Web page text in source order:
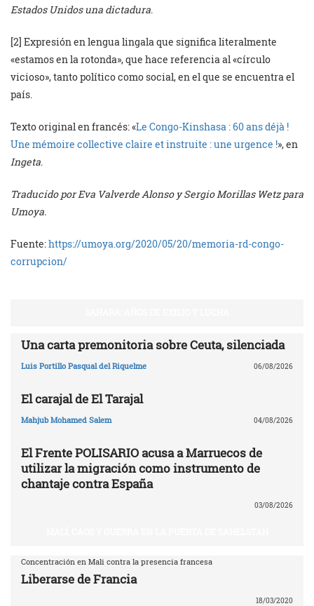
Estados Unidos una dictadura.
[2] Expresión en lengua lingala que significa literalmente
«estamos en la rotonda», que hace referencia al «círculo
vicioso», tanto político como social, en el que se encuentra el
país.
Texto original en francés: «Le Congo-Kinshasa : 60 ans déjà !
Une mémoire collective claire et instruite : une urgence !», en
Ingeta.
Traducido por Eva Valverde Alonso y Sergio Morillas Wetz para
Umoya.
Fuente:https://umoya.org/2020/05/20/memoria-rd-congo-
corrupcion/
Una carta premonitoria sobre Ceuta, silenciada
Luis Portillo Pasqual del Riquelme 06/08/2026
El carajal de El Tarajal
Mahjub Mohamed Salem 04/08/2026
El Frente POLISARIO acusa a Marruecos de
utilizar la migración como instrumento de
chantaje contra España
03/08/2026
Concentración en Mali contra la presencia francesa
Liberarse de Francia
18/03/2020